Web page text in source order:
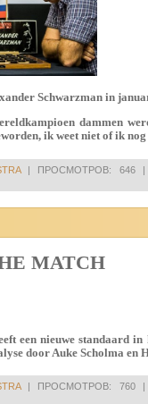
Schwarzman in
dammen
ik weet niet of ik
| ПРОСМОТРОВ: 646|
MATCH
een nieuwe standaard
door Auke Scholma en
| ПРОСМОТРОВ: 760|